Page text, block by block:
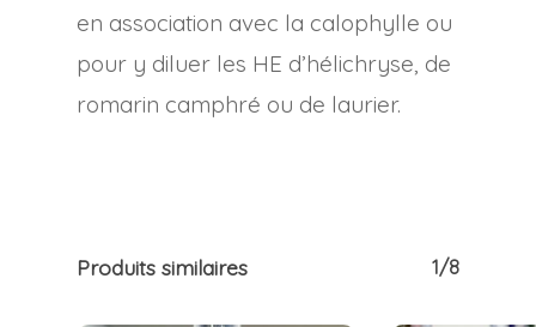
en association avec la calophylle ou
pour y diluer les HE d’hélichryse, de
romarin camphré ou de laurier.
Produits similaires 1/8